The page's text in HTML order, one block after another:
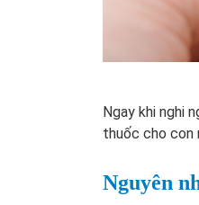
Ngay khi nghi
thuốc cho con
Nguyên